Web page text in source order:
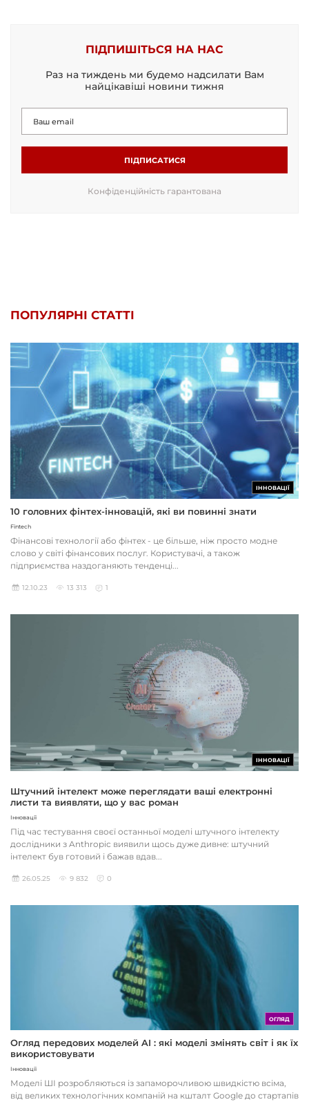
ПІДПИШІТЬСЯ НА НАС
Раз на тиждень ми будемо надсилати Вам
найцікавіші новини тижня
ПІДПИСАТИСЯ
Конфіденційність гарантована
ПОПУЛЯРНІ СТАТТІ
ІННОВАЦІЇ
10 головних фінтех-інновацій, які ви повинні знати
Fintech
Фінансові технології або фінтех - це більше, ніж просто модне
слово у світі фінансових послуг. Користувачі, а також
підприємства наздоганяють тенденці...
12.10.23 13 313 1
ІННОВАЦІЇ
Штучний інтелект може переглядати ваші електронні
листи та виявляти, що у вас роман
Інновації
Під час тестування своєї останньої моделі штучного інтелекту
дослідники з Anthropic виявили щось дуже дивне: штучний
інтелект був готовий і бажав вдав...
26.05.25 9 832 0
ОГЛЯД
Огляд передових моделей AI : які моделі змінять світ і як їх
використовувати
Інновації
Моделі ШІ розробляються із запаморочливою швидкістю всіма,
від великих технологічних компаній на кшталт Google до стартапів